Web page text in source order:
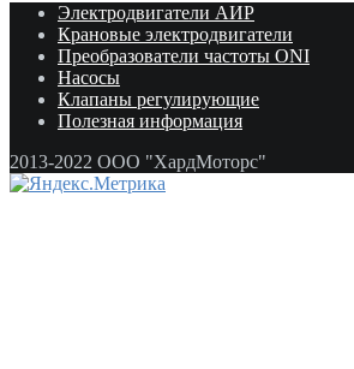
Электродвигатели АИР
Крановые электродвигатели
Преобразователи частоты ONI
Насосы
Клапаны регулирующие
Полезная информация
2013-2022 ООО "ХардМоторс"